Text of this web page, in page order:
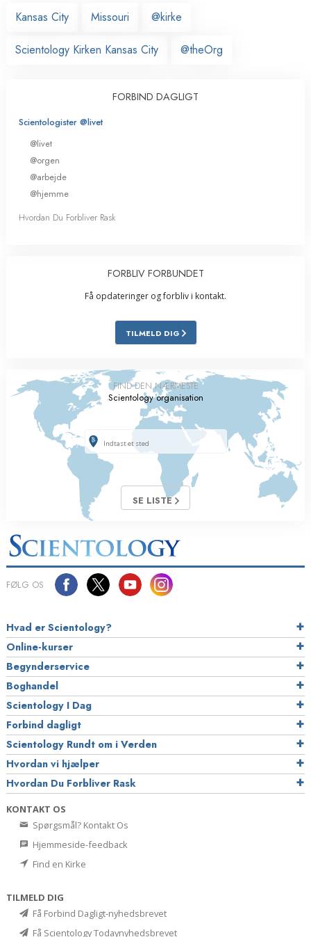
Kansas City
Missouri @kirke
Scientology Kirken Kansas City @theOrg
FORBIND DAGLIGT
Scientologister @livet
@livet
@orgen
@arbejde
@hjemme
Hvordan Du Forbliver Rask
FORBLIV FORBUNDET
Få opdateringer og forbliv i kontakt.
TILMELD DIG
FIND DEN NÆRMESTE
Scientology organisation
SE LISTE
FØLG OS
Hvad er Scientology?
Online-kurser
Begynderservice
Boghandel
Scientology I Dag
Forbind dagligt
Scientology Rundt om i Verden
Hvordan vi hjælper
Hvordan Du Forbliver Rask
KONTAKT OS
Spørgsmål? Kontakt Os
Hjemmeside-feedback
Find en Kirke
TILMELD DIG
Få Forbind Dagligt-nyhedsbrevet
Få Scientology Todaynyhedsbrevet